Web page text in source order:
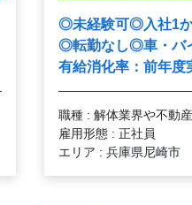
◎未経験可◎入社1
◎転勤なし◎車・バ
有給消化率：前年度
職種 : 解体業界や不動
雇用形態 : 正社員
エリア : 兵庫県尼崎市